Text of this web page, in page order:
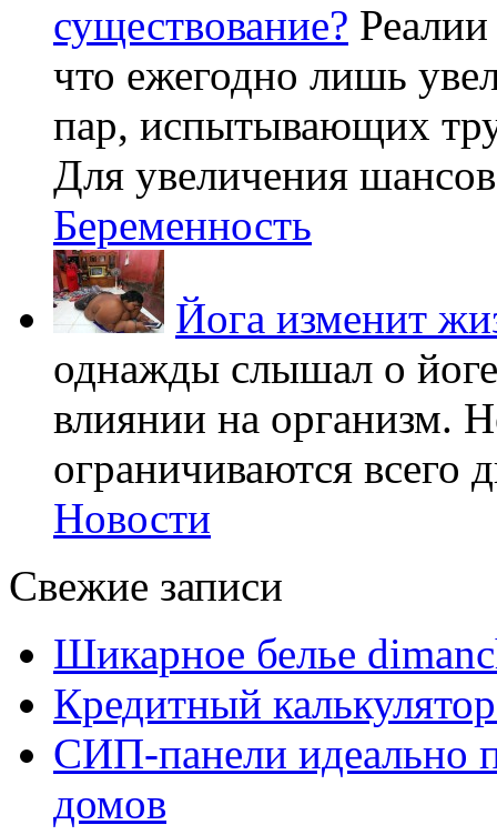
существование?
что ежегодно лишь
пар, испытывающих
Для увеличения
Беременность
Йога изменит
однажды слышал о
влиянии на организм.
ограничиваются всего
Новости
Свежие записи
Шикарное белье
Кредитный
СИП-панели идеально
домов